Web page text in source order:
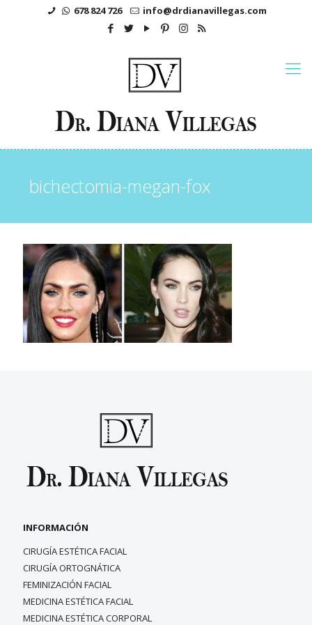
678 824 726 info@drdianavillegas.com
bichectomia-megan-fox
INFORMACIÓN
CIRUGÍA ESTÉTICA FACIAL
CIRUGÍA ORTOGNÁTICA
FEMINIZACIÓN FACIAL
MEDICINA ESTÉTICA FACIAL
MEDICINA ESTÉTICA CORPORAL